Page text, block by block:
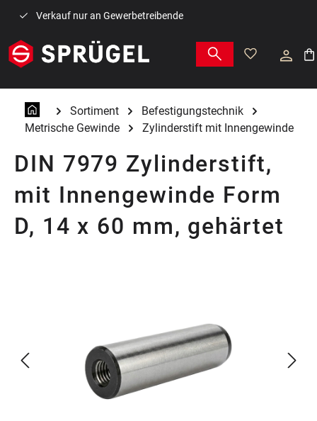
Zum Hauptinhalt springen
Verkauf nur an Gewerbetreibende
Sortiment
Befestigungstechnik
Metrische Gewinde
Zylinderstift mit Innengewinde
DIN 7979 Zylinderstift,
mit Innengewinde Form
D, 14 x 60 mm, gehärtet